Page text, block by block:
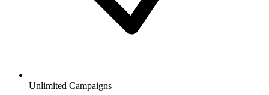
Unlimited Campaigns